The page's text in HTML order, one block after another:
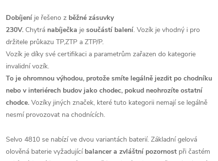
Dobíjení je řešeno z běžné zásuvky
230V. Chytrá nabíječka je součástí balení. Vozík je vhodný i pro
držitele průkazu TP,ZTP a ZTP/P.
Vozík je díky své certifikaci a parametrům zařazen do kategorie
invalidní vozík.
To je ohromnou výhodou, protože smíte legálně jezdit po chodníku
nebo v interiérech budov jako chodec, pokud neohrozíte ostatní
chodce. Vozíky jiných značek, které tuto kategorii nemají se legálně
nesmí provozovat na chodnících.
Selvo 4810 se nabízí ve dvou variantách baterií. Základní gelová
olověná baterie vyžadující balancer a zvláštní pozornost při častém